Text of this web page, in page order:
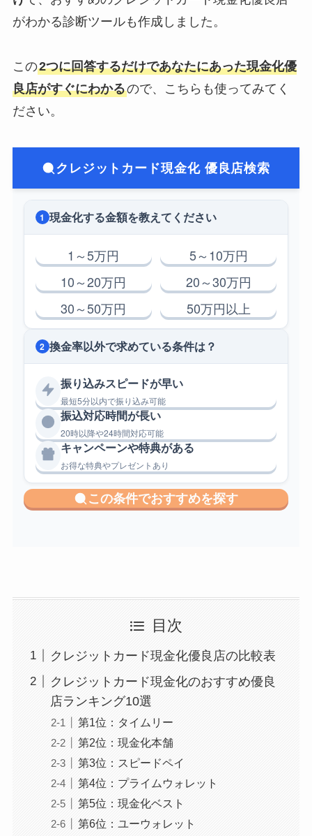
がわかる診断ツールも作成しました。
この2つに回答するだけであなたにあった現金化優
良店がすぐにわかるので、こちらも使ってみてく
ださい。
クレジットカード現金化 優良店検索
1 現金化する金額を教えてください
1～5万円
5～10万円
10～20万円
20～30万円
30～50万円
50万円以上
2 換金率以外で求めている条件は？
振り込みスピードが早い
最短5分以内で振り込み可能
振込対応時間が長い
20時以降や24時間対応可能
キャンペーンや特典がある
お得な特典やプレゼントあり
この条件でおすすめを探す
目次
クレジットカード現金化優良店の比較表
クレジットカード現金化のおすすめ優良
店ランキング10選
第1位：タイムリー
第2位：現金化本舗
第3位：スピードペイ
第4位：プライムウォレット
第5位：現金化ベスト
第6位：ユーウォレット